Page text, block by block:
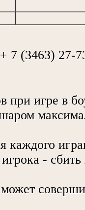
7 (3463) 27-
при игре в
каждого
- сбить